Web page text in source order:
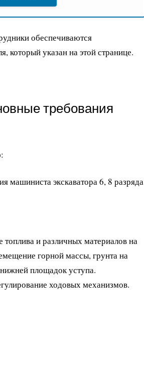
обеспечиваются
который указан на этой странице.
требования
машиниста экскаватора 6, 8 разряда
и различных материалов на
горной массы, грунта на
площадок уступа.
ходовых механизмов.